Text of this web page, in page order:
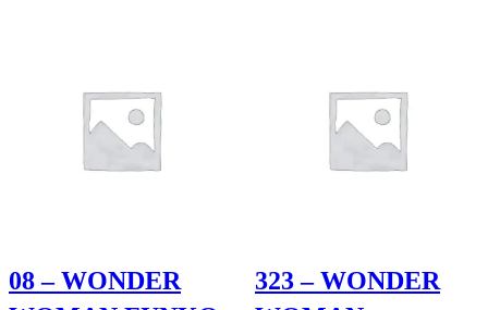
08 – WONDER
323 – WONDER